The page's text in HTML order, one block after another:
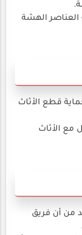
العناصر الهشة
قطع الأثاث
مع الأثاث
من أن فريق